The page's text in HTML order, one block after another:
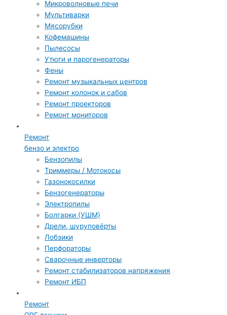
Микроволновые печи
Мультиварки
Мясорубки
Кофемашины
Пылесосы
Утюги и парогенераторы
Фены
Ремонт музыкальных центров
Ремонт колонок и сабов
Ремонт проекторов
Ремонт мониторов
Ремонт
бензо и электро
Бензопилы
Триммеры / Мотокосы
Газонокосилки
Бензогенераторы
Электропилы
Болгарки (УШМ)
Дрели, шуруповёрты
Лобзики
Перфораторы
Сварочные инверторы
Ремонт стабилизаторов напряжения
Ремонт ИБП
Ремонт